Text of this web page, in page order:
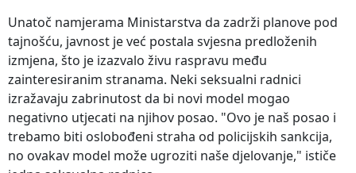
Unatoč namjerama Ministarstva da zadrži planove pod
tajnošću, javnost je već postala svjesna predloženih
izmjena, što je izazvalo živu raspravu među
zainteresiranim stranama. Neki seksualni radnici
izražavaju zabrinutost da bi novi model mogao
negativno utjecati na njihov posao. "Ovo je naš posao i
trebamo biti oslobođeni straha od policijskih sankcija,
no ovakav model može ugroziti naše djelovanje," ističe